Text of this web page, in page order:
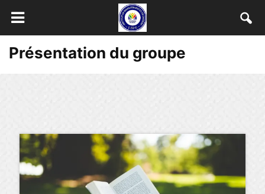
Présentation du groupe